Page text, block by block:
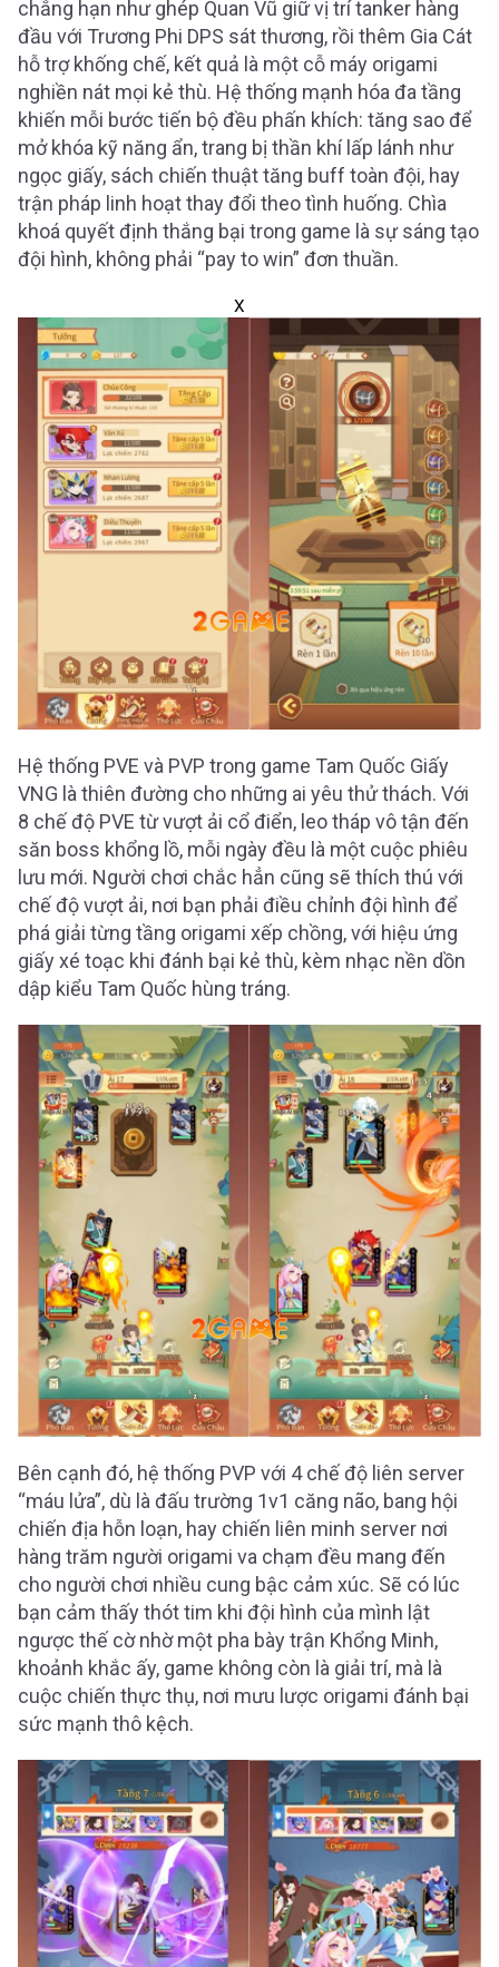
chẳng hạn như ghép Quan Vũ giữ vị trí tanker hàng
đầu với Trương Phi DPS sát thương, rồi thêm Gia Cát
hỗ trợ khống chế, kết quả là một cỗ máy origami
nghiền nát mọi kẻ thù. Hệ thống mạnh hóa đa tầng
khiến mỗi bước tiến bộ đều phấn khích: tăng sao để
mở khóa kỹ năng ẩn, trang bị thần khí lấp lánh như
ngọc giấy, sách chiến thuật tăng buff toàn đội, hay
trận pháp linh hoạt thay đổi theo tình huống. Chìa
khoá quyết định thắng bại trong game là sự sáng tạo
đội hình, không phải “pay to win” đơn thuần.
X
Hệ thống PVE và PVP trong game Tam Quốc Giấy
VNG là thiên đường cho những ai yêu thử thách. Với
8 chế độ PVE từ vượt ải cổ điển, leo tháp vô tận đến
săn boss khổng lồ, mỗi ngày đều là một cuộc phiêu
lưu mới. Người chơi chắc hẳn cũng sẽ thích thú với
chế độ vượt ải, nơi bạn phải điều chỉnh đội hình để
phá giải từng tầng origami xếp chồng, với hiệu ứng
giấy xé toạc khi đánh bại kẻ thù, kèm nhạc nền dồn
dập kiểu Tam Quốc hùng tráng.
Bên cạnh đó, hệ thống PVP với 4 chế độ liên server
“máu lửa”, dù là đấu trường 1v1 căng não, bang hội
chiến địa hỗn loạn, hay chiến liên minh server nơi
hàng trăm người origami va chạm đều mang đến
cho người chơi nhiều cung bậc cảm xúc. Sẽ có lúc
bạn cảm thấy thót tim khi đội hình của mình lật
ngược thế cờ nhờ một pha bày trận Khổng Minh,
khoảnh khắc ấy, game không còn là giải trí, mà là
cuộc chiến thực thụ, nơi mưu lược origami đánh bại
sức mạnh thô kệch.